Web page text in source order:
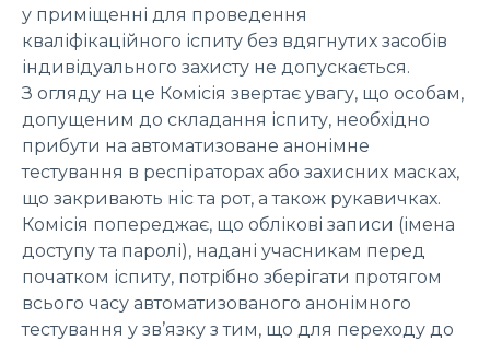
у приміщенні для проведення
кваліфікаційного іспиту без вдягнутих засобів
індивідуального захисту не допускається.
З огляду на це Комісія звертає увагу, що особам,
допущеним до складання іспиту, необхідно
прибути на автоматизоване анонімне
тестування в респіраторах або захисних масках,
що закривають ніс та рот, а також рукавичках.
Комісія попереджає, що облікові записи (імена
доступу та паролі), надані учасникам перед
початком іспиту, потрібно зберігати протягом
всього часу автоматизованого анонімного
тестування у зв’язку з тим, що для переходу до